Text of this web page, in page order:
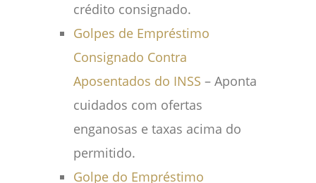
crédito consignado.
Golpes de Empréstimo
Consignado Contra
Aposentados do INSS – Aponta
cuidados com ofertas
enganosas e taxas acima do
permitido.
Golpe do Empréstimo